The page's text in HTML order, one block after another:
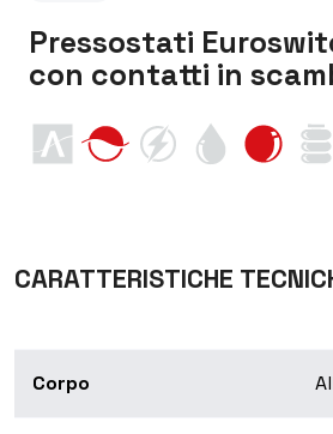
Pressostati
con contatti in
CARATTERISTICHE
Corpo